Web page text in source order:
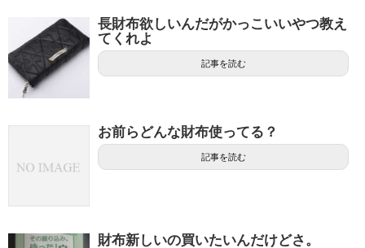
長財布欲しいんだがかっこいいやつ教え
てくれよ
記事を読む
お前らどんな財布使ってる？
記事を読む
財布新しいの買いたいんだけどさ。